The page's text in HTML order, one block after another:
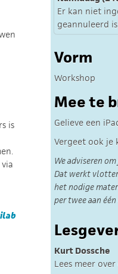
is
Er kan niet
geannuleerd
Vorm
Workshop
Mee te
Gelieve een
Vergeet ook
We adviseren
Dat werkt
het nodige
per twee aan
Kurt Dossche
Lees meer over